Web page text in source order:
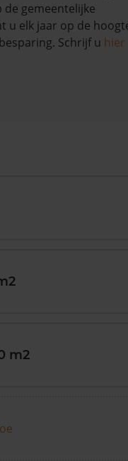
gemeentelijke
u elk jaar op de
Schrijf u hier
m2